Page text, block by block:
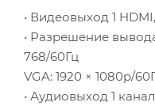
• Видеовыход 1
• Разрешение
768/60Гц
VGA: 1920 × 1080p/
• Аудиовыход 1